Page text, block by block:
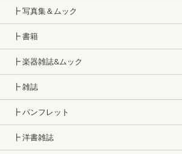
┣ 写真集＆ムック
┣ 書籍
┣ 楽器雑誌&ムック
┣ 雑誌
┣ パンフレット
┣ 洋書雑誌